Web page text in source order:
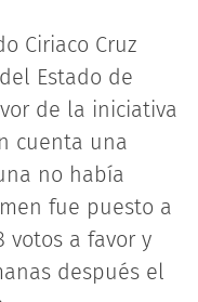
Ciriaco Cruz
Estado de
de la iniciativa
cuenta una
no había
fue puesto a
votos a favor y
después el